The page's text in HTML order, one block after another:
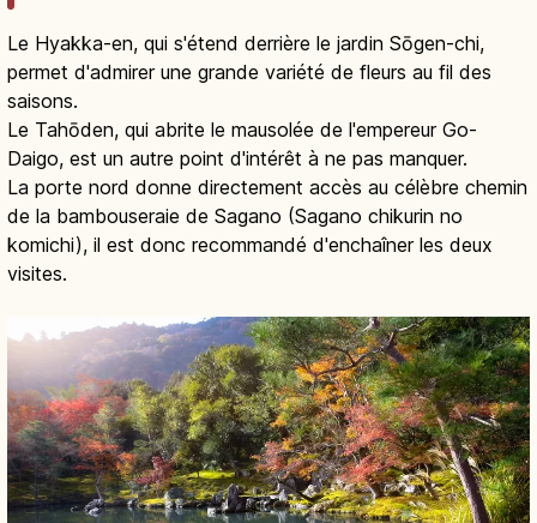
Le Hyakka-en, qui s'étend derrière le jardin Sōgen-chi,
permet d'admirer une grande variété de fleurs au fil des
saisons.
Le Tahōden, qui abrite le mausolée de l'empereur Go-
Daigo, est un autre point d'intérêt à ne pas manquer.
La porte nord donne directement accès au célèbre chemin
de la bambouseraie de Sagano (Sagano chikurin no
komichi), il est donc recommandé d'enchaîner les deux
visites.